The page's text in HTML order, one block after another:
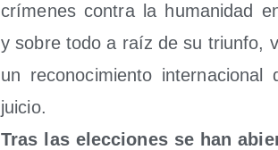
crí­me­nes con­tra la huma­ni­dad
y sobre todo a raíz de su triun­fo,
un reco­no­ci­mien­to
juicio.
Tras las elec­cio­nes se han